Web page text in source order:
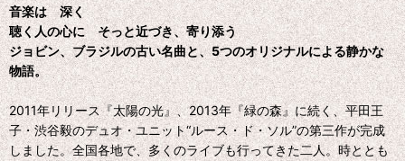
音楽は 深く
聴く人の心に そっと近づき、寄り添う
ジョビン、ブラジルの古い名曲と、5つのオリジナルによる静かな
物語。
2011年リリース『太陽の光』、2013年『緑の森』に続く、平田王
子・渋谷毅のデュオ・ユニット“ルース・ド・ソル”の第三作が完成
しました。全国各地で、多くのライブも行ってきた二人。時ととも